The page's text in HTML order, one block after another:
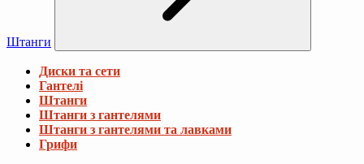
Штанги
Диски та сети
Гантелі
Штанги
Штанги з гантелями
Штанги з гантелями та лавками
Грифи